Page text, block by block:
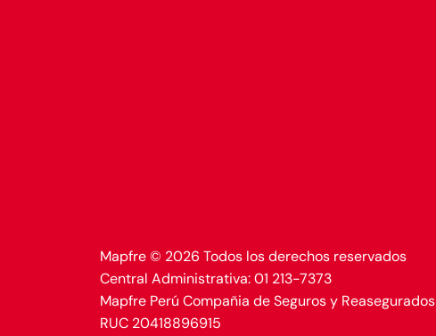
Mapfre © 2026 Todos los derechos reservados
Central Administrativa: 01 213-7373
Mapfre Perú Compañia de Seguros y Reasegurados
RUC 20418896915